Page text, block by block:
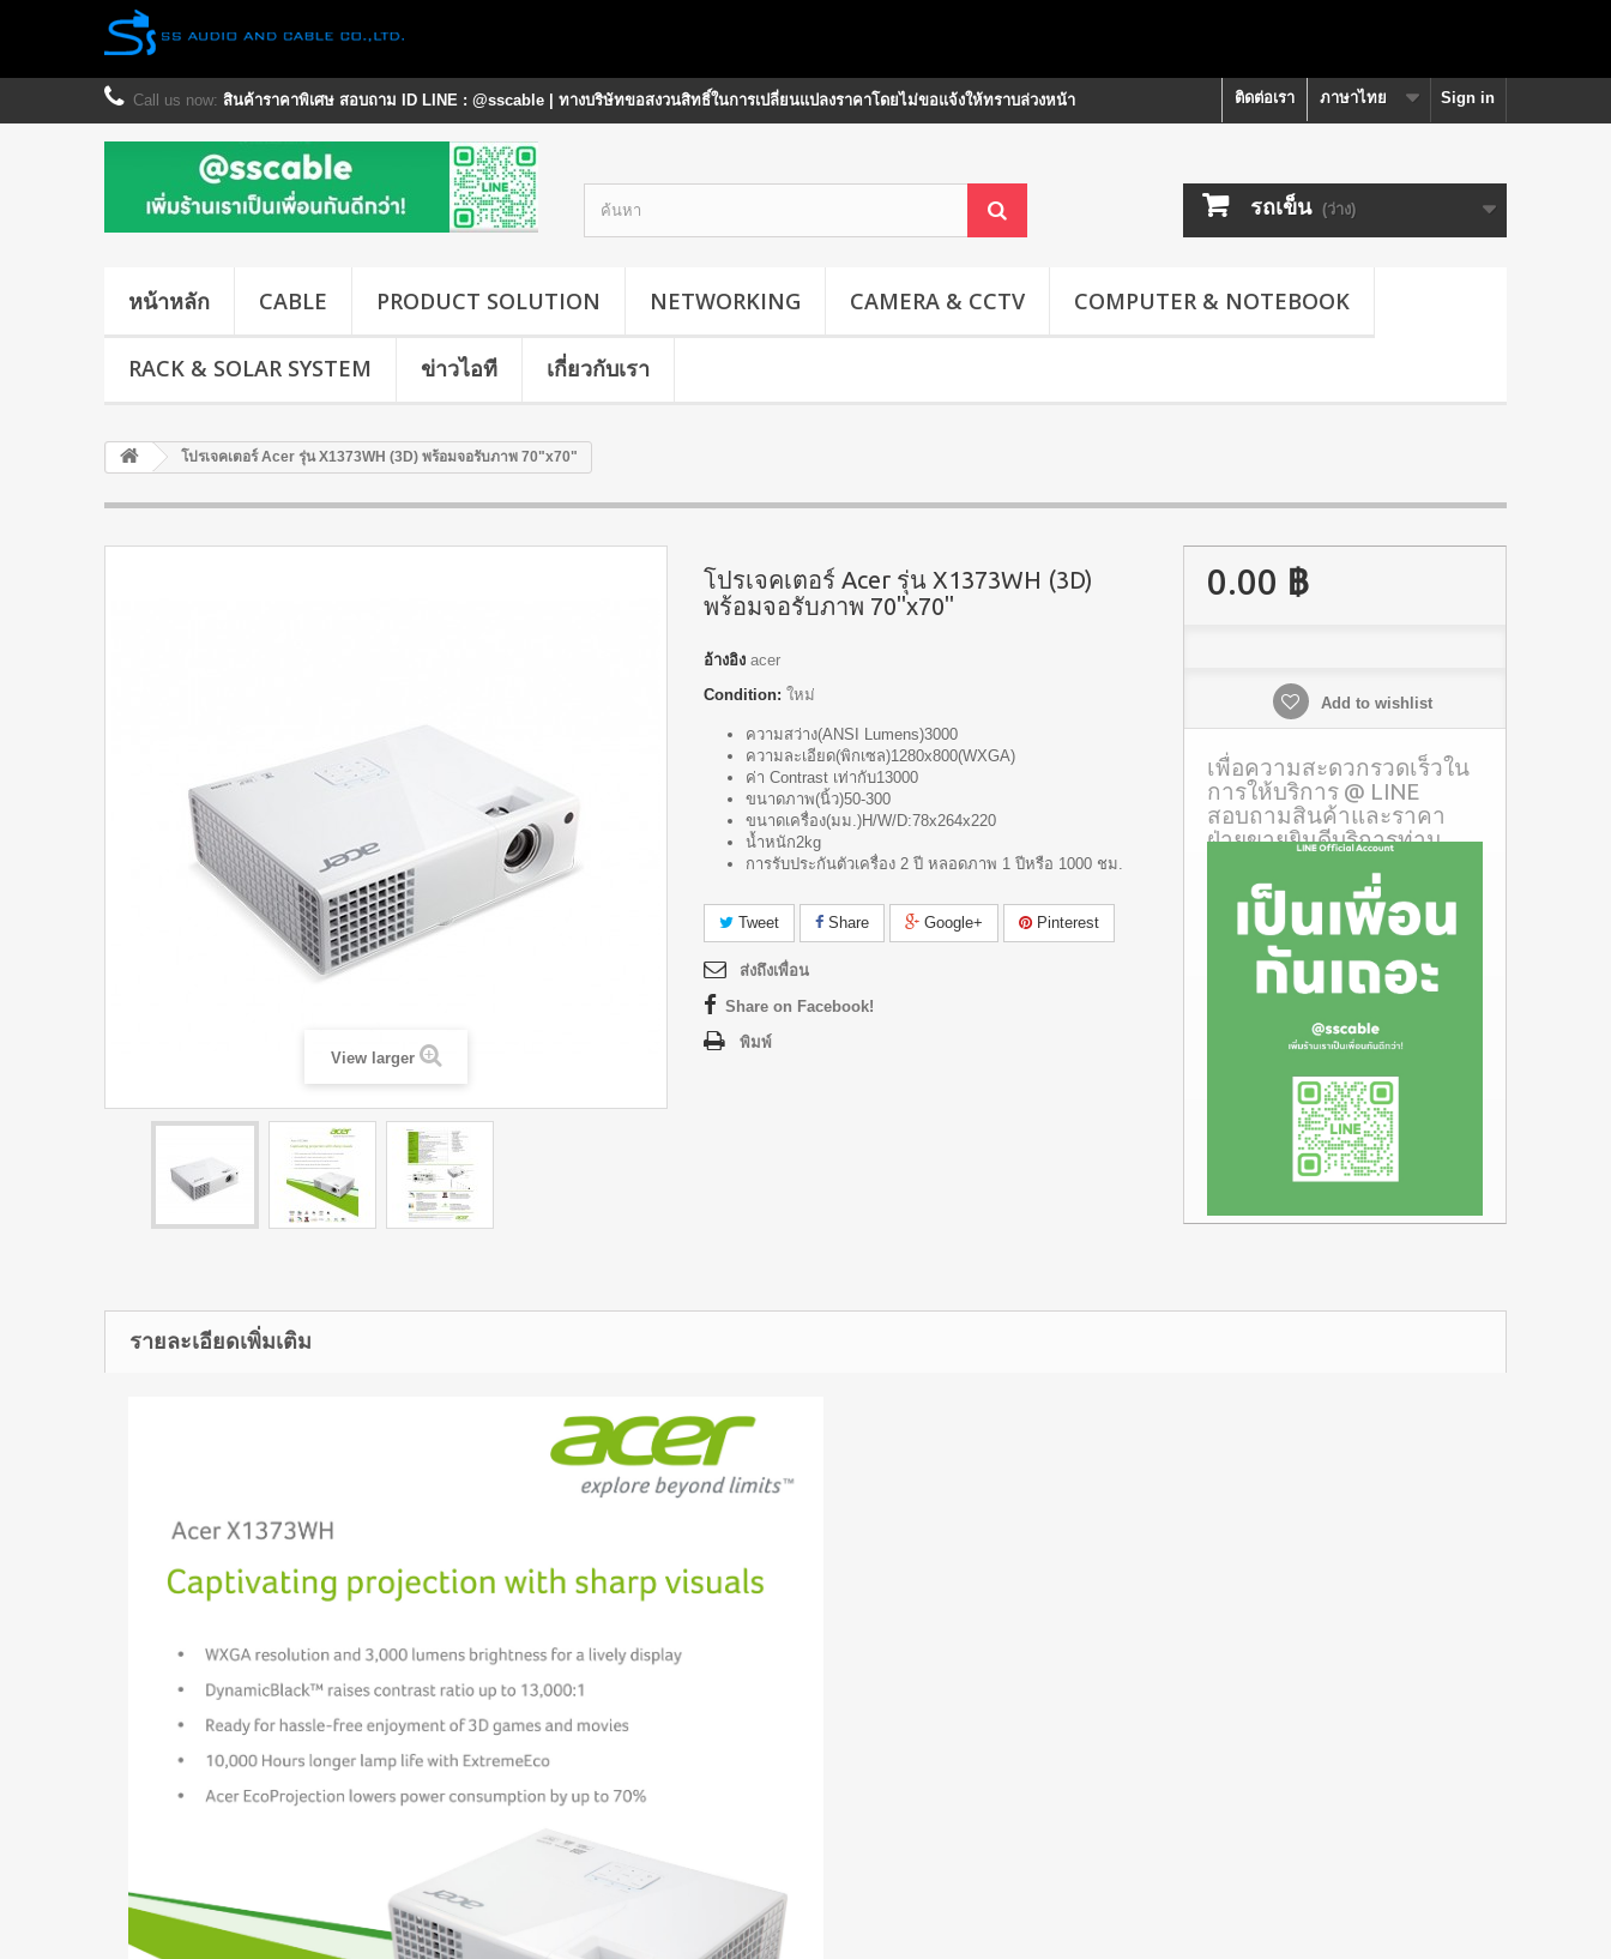
Sign in
ภาษาไทย
ติดต่อเรา
Call us now: สินค้าราคาพิเศษ สอบถาม ID LINE : @sscable | ทางบริษัทขอสงวนสิทธิ์ในการเปลี่ยนแปลงราคาโดยไม่ขอแจ้งให้ทราบล่วงหน้า
รถเข็น (ว่าง)
หน้าหลัก CABLE PRODUCT SOLUTION NETWORKING CAMERA & CCTV COMPUTER & NOTEBOOK
RACK & SOLAR SYSTEM ข่าวไอที เกี่ยวกับเรา
โปรเจคเตอร์ Acer รุ่น X1373WH (3D) พร้อมจอรับภาพ 70"x70"
View larger
โปรเจคเตอร์ Acer รุ่น X1373WH (3D)
พร้อมจอรับภาพ 70"x70"
อ้างอิง acer
Condition: ใหม่
ความสว่าง(ANSI Lumens)3000
ความละเอียด(พิกเซล)1280x800(WXGA)
ค่า Contrast เท่ากับ13000
ขนาดภาพ(นิ้ว)50-300
ขนาดเครื่อง(มม.)H/W/D:78x264x220
น้ำหนัก2kg
การรับประกันตัวเครื่อง 2 ปี หลอดภาพ 1 ปีหรือ 1000 ชม.
Tweet Share Google+ Pinterest
ส่งถึงเพื่อน
Share on Facebook!
พิมพ์
0.00 ฿
Add to wishlist
เพื่อความสะดวกรวดเร็วใน
การให้บริการ @ LINE
สอบถามสินค้าและราคา
ฝ่ายขายยินดีบริการท่าน
รายละเอียดเพิ่มเติม